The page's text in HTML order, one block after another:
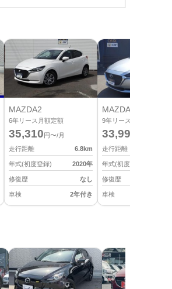
MAZDA2
6年リース月額定額
35,310 円〜/月
走行距離
6.8km
年式(初度登録) 2020年
修復歴 なし
車検 2年付き
MAZDA2
9年リース月額定額
33,990
走行距離
年式(初度登録)
修復歴
車検